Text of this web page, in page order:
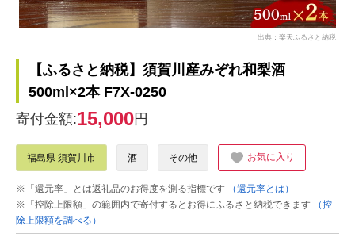
出典：楽天ふるさと納税
【ふるさと納税】須賀川産みぞれ和梨酒
500ml×2本 F7X-0250
寄付金額:15,000円
福島県 須賀川市 酒 その他 お気に入り
※「還元率」とは返礼品のお得度を測る指標です
（還元率とは）
※「控除上限額」の範囲内で寄付するとお得にふるさと納税できます
（控
除上限額を調べる）